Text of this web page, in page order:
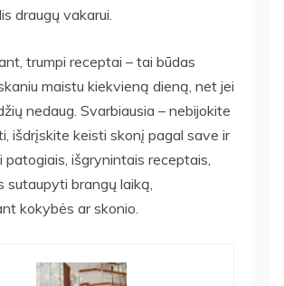
draugų vakarui.
trumpi receptai – tai būdas
maistu kiekvieną dieną, net jei
nedaug. Svarbiausia – nebijokite
išdrįskite keisti skonį pagal save ir
patogiais, išgrynintais receptais,
sutaupyti brangų laiką,
kokybės ar skonio.